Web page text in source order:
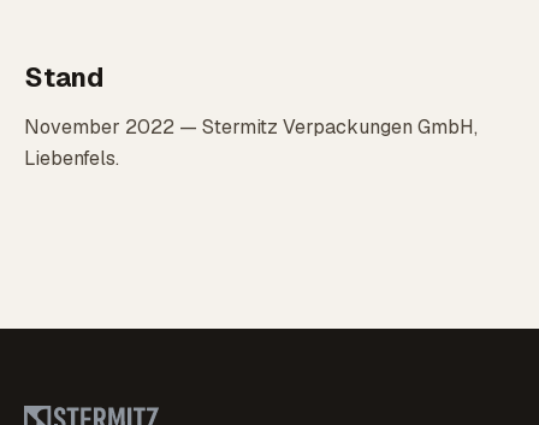
Stand
November 2022 — Stermitz Verpackungen GmbH,
Liebenfels.